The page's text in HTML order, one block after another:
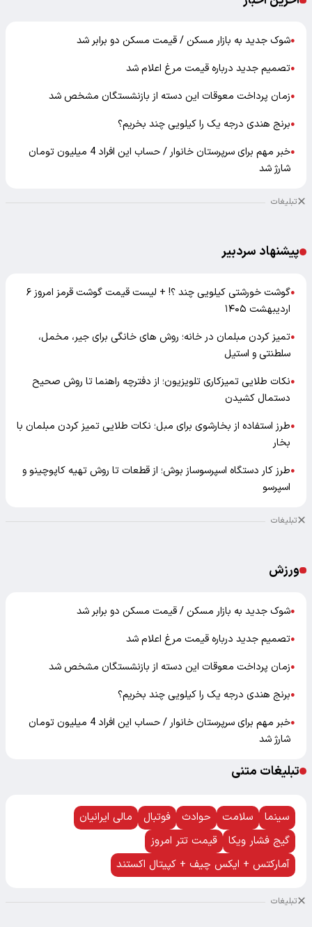
●شوک جدید به بازار مسکن / قیمت مسکن دو برابر شد
●تصمیم جدید درباره قیمت مرغ اعلام شد
●زمان پرداخت معوقات این دسته از بازنشستگان مشخص شد
●برنج هندی درجه یک را کیلویی چند بخریم؟
●
خبر مهم برای سرپرستان خانوار / حساب این افراد 4 میلیون تومان
شارژ شد
تبلیغات
پیشنهاد سردبیر
●
گوشت خورشتی کیلویی چند ؟! + لیست قیمت گوشت قرمز امروز ۶
اردیبهشت ۱۴۰۵
●تمیز کردن مبلمان در خانه؛ روش های خانگی برای جیر، مخمل،
سلطنتی و استیل
●نکات طلایی تمیزکاری تلویزیون؛ از دفترچه راهنما تا روش صحیح
دستمال کشیدن
●طرز استفاده از بخارشوی برای مبل؛ نکات طلایی تمیز کردن مبلمان با
بخار
●طرز کار دستگاه اسپرسوساز بوش؛ از قطعات تا روش تهیه کاپوچینو و
اسپرسو
تبلیغات
ورزش
●شوک جدید به بازار مسکن / قیمت مسکن دو برابر شد
●تصمیم جدید درباره قیمت مرغ اعلام شد
●زمان پرداخت معوقات این دسته از بازنشستگان مشخص شد
●برنج هندی درجه یک را کیلویی چند بخریم؟
●
خبر مهم برای سرپرستان خانوار / حساب این افراد 4 میلیون تومان
شارژ شد
تبلیغات متنی
سینما سلامت حوادث فوتبال
مالی ایرانیان
گیج فشار ویکا
قیمت تتر امروز
آمارکتس + ایکس چیف + کپیتال اکستند
تبلیغات